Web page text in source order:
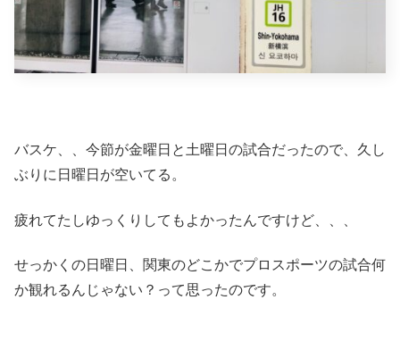
バスケ、、今節が金曜日と土曜日の試合だったので、久し
ぶりに日曜日が空いてる。
疲れてたしゆっくりしてもよかったんですけど、、、
せっかくの日曜日、関東のどこかでプロスポーツの試合何
か観れるんじゃない？って思ったのです。